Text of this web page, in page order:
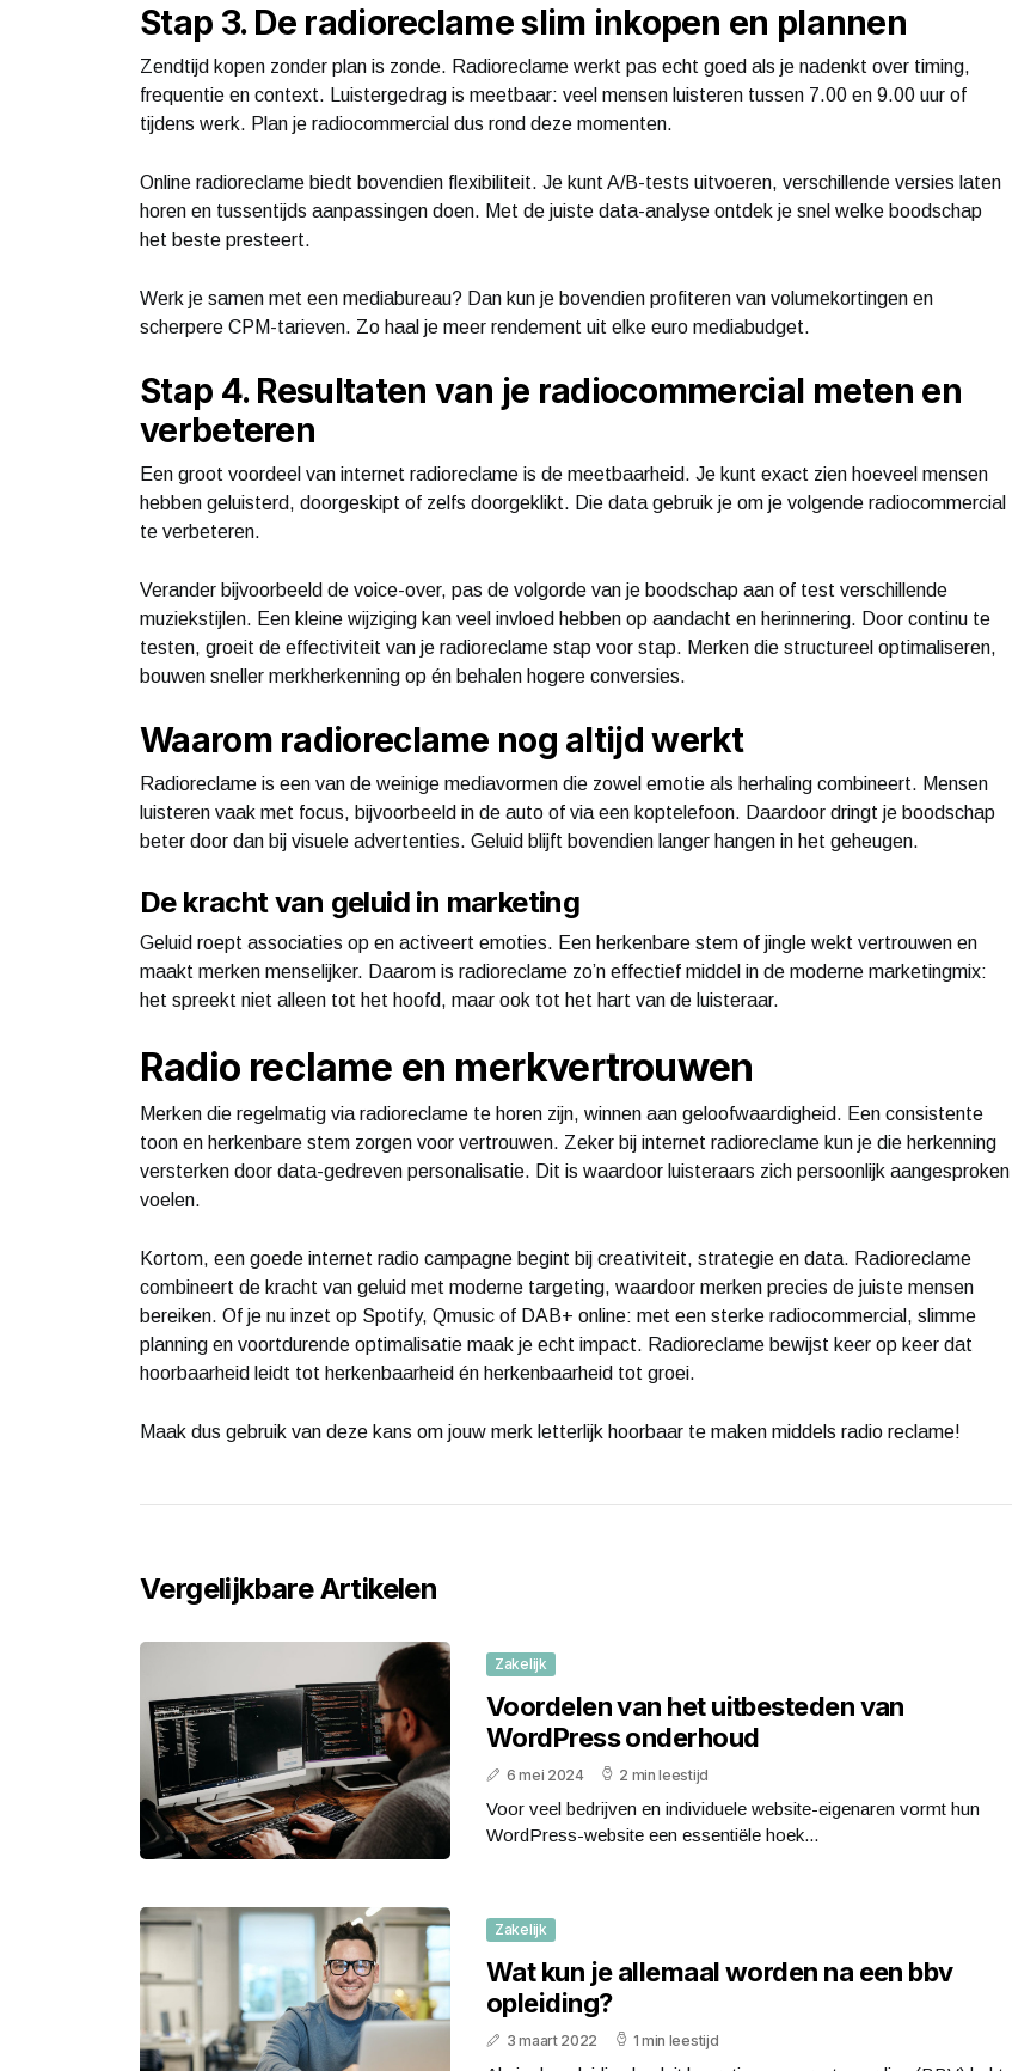
Stap 3. De radioreclame slim inkopen en plannen
Zendtijd kopen zonder plan is zonde. Radioreclame werkt pas echt goed als je nadenkt over timing,
frequentie en context. Luistergedrag is meetbaar: veel mensen luisteren tussen 7.00 en 9.00 uur of
tijdens werk. Plan je radiocommercial dus rond deze momenten.
Online radioreclame biedt bovendien flexibiliteit. Je kunt A/B-tests uitvoeren, verschillende versies laten
horen en tussentijds aanpassingen doen. Met de juiste data-analyse ontdek je snel welke boodschap
het beste presteert.
Werk je samen met een mediabureau? Dan kun je bovendien profiteren van volumekortingen en
scherpere CPM-tarieven. Zo haal je meer rendement uit elke euro mediabudget.
Stap 4. Resultaten van je radiocommercial meten en
verbeteren
Een groot voordeel van internet radioreclame is de meetbaarheid. Je kunt exact zien hoeveel mensen
hebben geluisterd, doorgeskipt of zelfs doorgeklikt. Die data gebruik je om je volgende radiocommercial
te verbeteren.
Verander bijvoorbeeld de voice-over, pas de volgorde van je boodschap aan of test verschillende
muziekstijlen. Een kleine wijziging kan veel invloed hebben op aandacht en herinnering. Door continu te
testen, groeit de effectiviteit van je radioreclame stap voor stap. Merken die structureel optimaliseren,
bouwen sneller merkherkenning op én behalen hogere conversies.
Waarom radioreclame nog altijd werkt
Radioreclame is een van de weinige mediavormen die zowel emotie als herhaling combineert. Mensen
luisteren vaak met focus, bijvoorbeeld in de auto of via een koptelefoon. Daardoor dringt je boodschap
beter door dan bij visuele advertenties. Geluid blijft bovendien langer hangen in het geheugen.
De kracht van geluid in marketing
Geluid roept associaties op en activeert emoties. Een herkenbare stem of jingle wekt vertrouwen en
maakt merken menselijker. Daarom is radioreclame zo’n effectief middel in de moderne marketingmix:
het spreekt niet alleen tot het hoofd, maar ook tot het hart van de luisteraar.
Radio reclame en merkvertrouwen
Merken die regelmatig via radioreclame te horen zijn, winnen aan geloofwaardigheid. Een consistente
toon en herkenbare stem zorgen voor vertrouwen. Zeker bij internet radioreclame kun je die herkenning
versterken door data-gedreven personalisatie. Dit is waardoor luisteraars zich persoonlijk aangesproken
voelen.
Kortom, een goede internet radio campagne begint bij creativiteit, strategie en data. Radioreclame
combineert de kracht van geluid met moderne targeting, waardoor merken precies de juiste mensen
bereiken. Of je nu inzet op Spotify, Qmusic of DAB+ online: met een sterke radiocommercial, slimme
planning en voortdurende optimalisatie maak je echt impact. Radioreclame bewijst keer op keer dat
hoorbaarheid leidt tot herkenbaarheid én herkenbaarheid tot groei.
Maak dus gebruik van deze kans om jouw merk letterlijk hoorbaar te maken middels radio reclame!
Vergelijkbare Artikelen
Zakelijk
Voordelen van het uitbesteden van
WordPress onderhoud
6 mei 2024 2 min leestijd
Voor veel bedrijven en individuele website-eigenaren vormt hun
WordPress-website een essentiële hoek...
Zakelijk
Wat kun je allemaal worden na een bbv
opleiding?
3 maart 2022 1 min leestijd